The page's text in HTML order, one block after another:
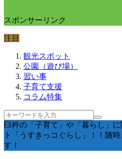
スポンサーリンク
注目
観光スポット
公園（遊び場）
習い事
子育て支援
コラム特集
臼杵の「子育て」や「暮らし」
ト「うすきっコぐらし」！！随
す！